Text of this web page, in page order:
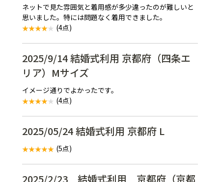
ネットで見た雰囲気と着用感が多少違ったのが難しいと
思いました。特には問題なく着用できました。
(4点)
2025/9/14 結婚式利用 京都府（四条エ
リア）Mサイズ
イメージ通りでよかったです。
(4点)
2025/05/24 結婚式利用 京都府 L
(5点)
2025/2/23 結婚式利用 京都府（京都